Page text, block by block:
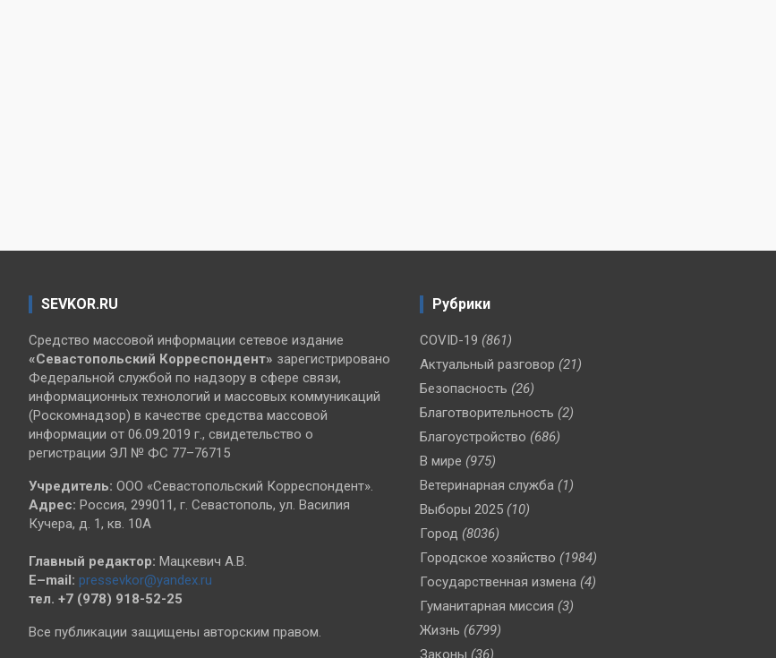
SEVKOR.RU
Средство массовой информации сетевое издание
«Севастопольский Корреспондент» зарегистрировано
Федеральной службой по надзору в сфере связи,
информационных технологий и массовых коммуникаций
(Роскомнадзор) в качестве средства массовой
информации от 06.09.2019 г., свидетельство о
регистрации ЭЛ № ФС 77–76715
Учредитель: ООО «Севастопольский Корреспондент».
Адрес: Россия, 299011, г. Севастополь, ул. Василия
Кучера, д. 1, кв. 10А
Главный редактор: Мацкевич А.В.
E–mail: pressevkor@yandex.ru
тел. +7 (978) 918-52-25
Все публикации защищены авторским правом.
Рубрики
COVID-19 (861)
Актуальный разговор (21)
Безопасность (26)
Благотворительность (2)
Благоустройство (686)
В мире (975)
Ветеринарная служба (1)
Выборы 2025 (10)
Город (8036)
Городское хозяйство (1984)
Государственная измена (4)
Гуманитарная миссия (3)
Жизнь (6799)
Законы (36)